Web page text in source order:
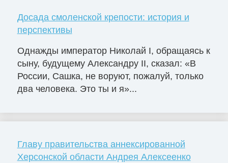
Досада смоленской крепости: история и
перспективы
Однажды император Николай I, обращаясь к
сыну, будущему Александру II, сказал: «В
России, Сашка, не воруют, пожалуй, только
два человека. Это ты и я»...
Главу правительства аннексированной
Херсонской области Андрея Алексеенко